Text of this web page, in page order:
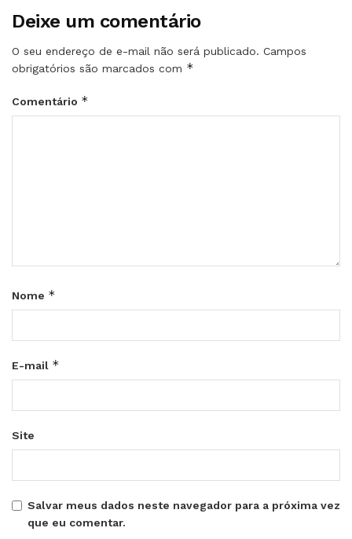
Deixe um comentário
O seu endereço de e-mail não será publicado. Campos
obrigatórios são marcados com *
Comentário *
Nome *
E-mail *
Site
Salvar meus dados neste navegador para a próxima vez
que eu comentar.